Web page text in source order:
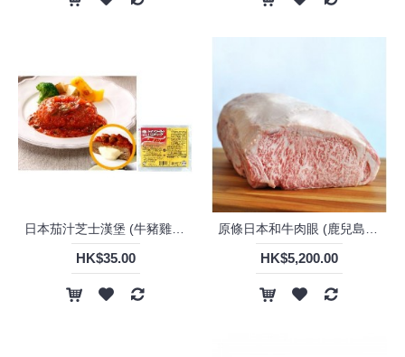
日本茄汁芝士漢堡 (牛豬雞)180克
HK$35.00
原條日本和牛肉眼 (鹿兒島) (無CAP位) (A4) 4.5kg
HK$5,200.00